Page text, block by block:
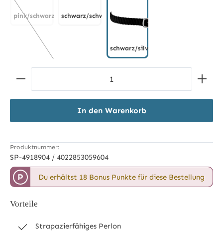
pink/schwarz
pink/schwarz
(Diese Option ist zurzeit nicht verfügbar.)
schwarz/schwarz
schwarz/silver
Produkt Anzahl: Gib den gewünschten Wert ein
In den Warenkorb
Produktnummer:
SP-4918904 / 4022853059604
P Du erhältst 18 Bonus Punkte für diese Bestellung
Vorteile
Strapazierfähiges Perlon